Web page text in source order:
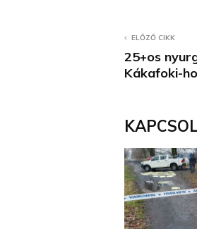
ELŐZŐ CIKK
25+os
Kákafoki-